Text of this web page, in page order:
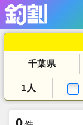
千葉県
1人